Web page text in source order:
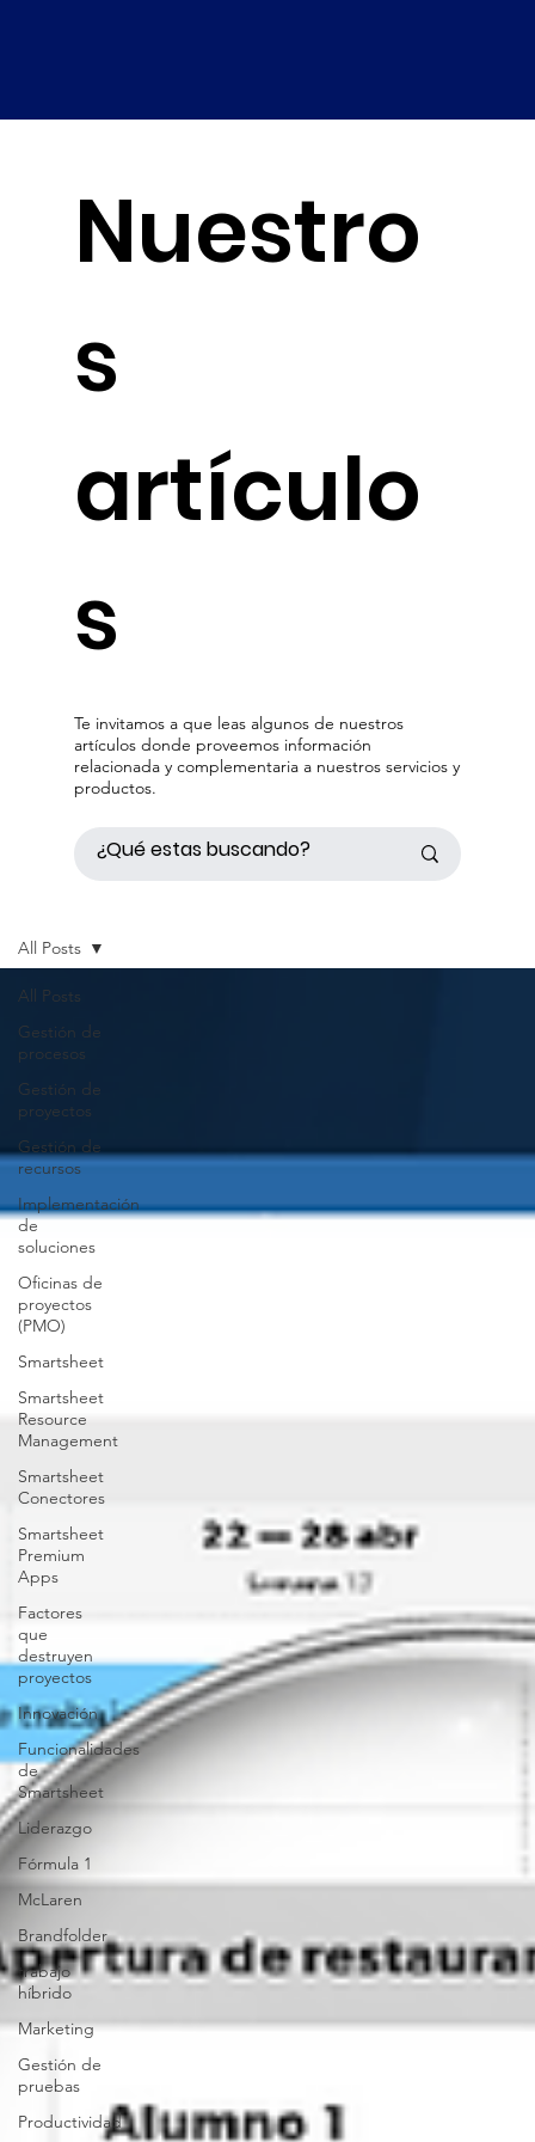
Te invitamos a que leas algunos de nuestros
artículos donde proveemos información
relacionada y complementaria a nuestros servicios y
productos.
Nuestro
s
artículo
s
All Posts
Gestión de
procesos
Gestión de
proyectos
Gestión de
recursos
Implementación
de
soluciones
Oficinas de
proyectos
(PMO)
Smartsheet
Smartsheet
Resource
Management
Smartsheet
Conectores
Smartsheet
Premium
Apps
Factores
que
destruyen
proyectos
Innovación
Funcionalidades
de
Smartsheet
Liderazgo
Fórmula 1
McLaren
Brandfolder
trabajo
híbrido
Marketing
Gestión de
pruebas
Productividad
All Posts